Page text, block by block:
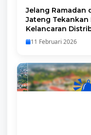
Jelang Ramadan
Jateng
Kelancaran
11 Februari 2026